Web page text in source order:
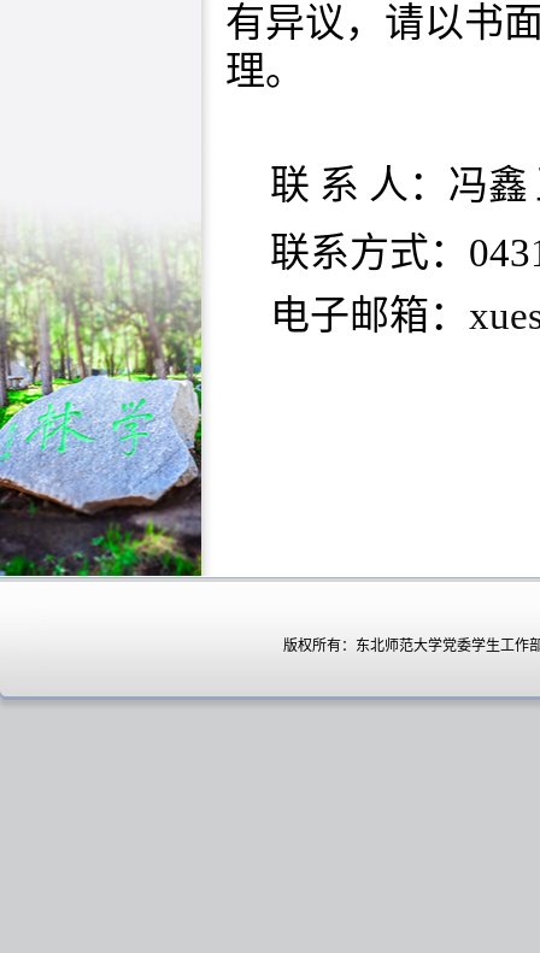
有异议 ， 请以书
理。
联 系 人：冯鑫
联系方式：
电子邮箱：
版权所有：东北师范大学党委学生工作